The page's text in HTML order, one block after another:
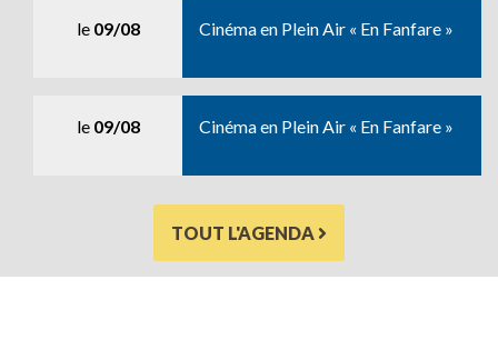
le 09/08 Cinéma en Plein Air « En Fanfare »
le 09/08 Cinéma en Plein Air « En Fanfare »
TOUT L'AGENDA